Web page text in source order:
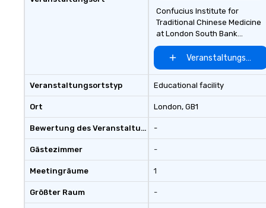
Veranstaltungsortstyp
Ort
Bewertung des Veranstaltungsortes
Gästezimmer
Meetingräume
Größter Raum
Confucius Institute for
Traditional Chinese Medicine
at London South Bank
University
Veranstaltungsort
Educational facility
London, GB1
-
-
1
-